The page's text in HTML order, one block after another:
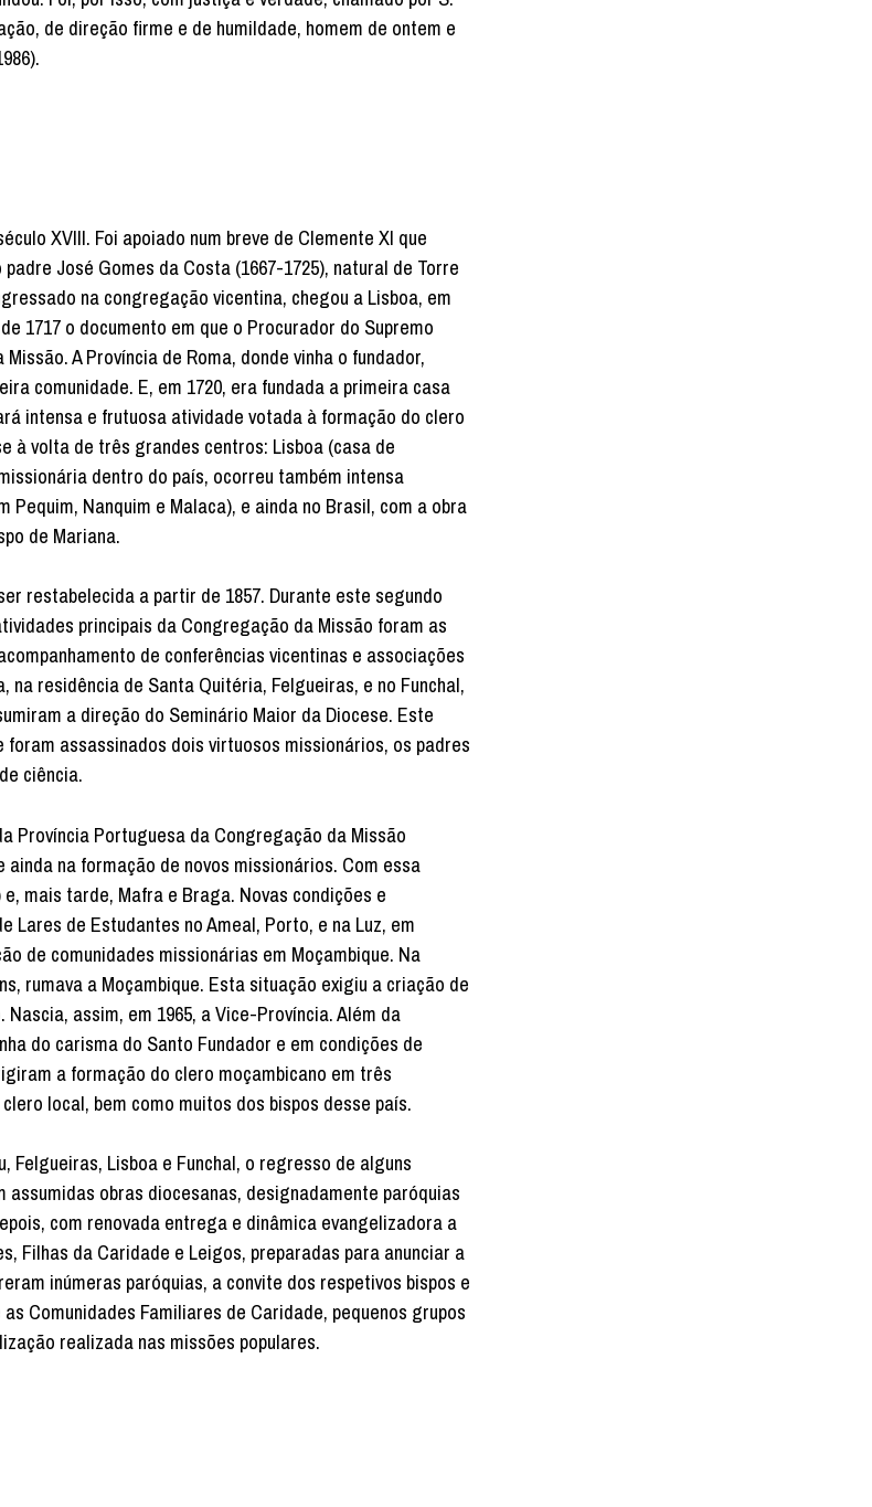
de direção firme e de humildade, homem de ontem e
XVIII. Foi apoiado num breve de Clemente XI que
José Gomes da Costa (1667-1725), natural de Torre
na congregação vicentina, chegou a Lisboa, em
1717 o documento em que o Procurador do Supremo
A Província de Roma, donde vinha o fundador,
comunidade. E, em 1720, era fundada a primeira casa
intensa e frutuosa atividade votada à formação do clero
à volta de três grandes centros: Lisboa (casa de
dentro do país, ocorreu também intensa
Nanquim e Malaca), e ainda no Brasil, com a obra
de Mariana.
restabelecida a partir de 1857. Durante este segundo
principais da Congregação da Missão foram as
de conferências vicentinas e associações
residência de Santa Quitéria, Felgueiras, e no Funchal,
a direção do Seminário Maior da Diocese. Este
assassinados dois virtuosos missionários, os padres
ciência.
Província Portuguesa da Congregação da Missão
na formação de novos missionários. Com essa
mais tarde, Mafra e Braga. Novas condições e
de Estudantes no Ameal, Porto, e na Luz, em
de comunidades missionárias em Moçambique. Na
rumava a Moçambique. Esta situação exigiu a criação de
assim, em 1965, a Vice-Província. Além da
do carisma do Santo Fundador e em condições de
a formação do clero moçambicano em três
local, bem como muitos dos bis­pos desse país.
Lisboa e Funchal, o regresso de alguns
obras diocesanas, designadamente paróquias
com renovada entrega e dinâmica evangelizadora a
Filhas da Caridade e Leigos, preparadas para anunciar a
inúmeras paróquias, a convite dos respetivos bispos e
Comunidades Familiares de Caridade, pequenos grupos
realizada nas missões populares.